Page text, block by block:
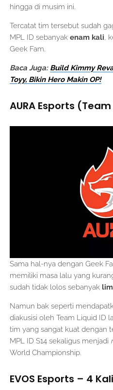
hingga di musim ini.
Tercatat tim tersebut sudah
MPL ID sebanyak enam kali,
Geek Fam.
Baca Juga: Build Kimmy
Toyy, Bikin Hero Makin OP!
AURA Esports
Sama hal-nya dengan Geek
memiliki masa lalu yang
sudah tidak lolos sebanyak
Namun bak seperti
diakusisi oleh Team Liquid ID
tim yang sangat kuat dengan
MPL ID S14 sekaligus menjadi
World Championship.
EVOS Esports – 4 Kali